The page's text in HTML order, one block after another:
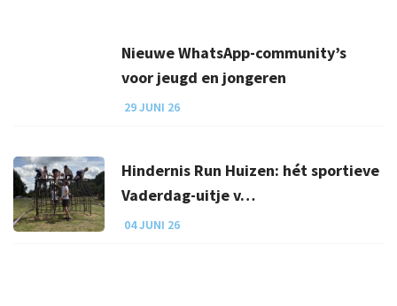
29 JUNI 26
Nieuwe WhatsApp-community’s
voor jeugd en jongeren
04 JUNI 26
Hindernis Run Huizen: hét sportieve
Vaderdag-uitje v…